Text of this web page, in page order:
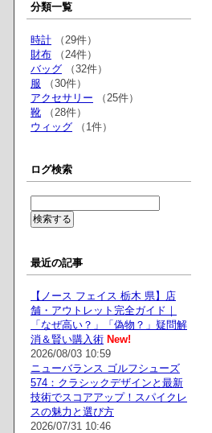
分類一覧
時計 （29件）
財布 （24件）
バッグ （32件）
服 （30件）
アクセサリー （25件）
靴 （28件）
ウィッグ （1件）
ログ検索
最近の記事
【ノース フェイス 栃木 県】店
舗・アウトレット完全ガイド｜
「なぜ高い？」「偽物？」疑問解
消＆賢い購入術 New!
2026/08/03 10:59
ニューバランス ゴルフシューズ
574：クラシックデザインと最新
技術でスコアアップ！スパイクレ
スの魅力と選び方
2026/07/31 10:46